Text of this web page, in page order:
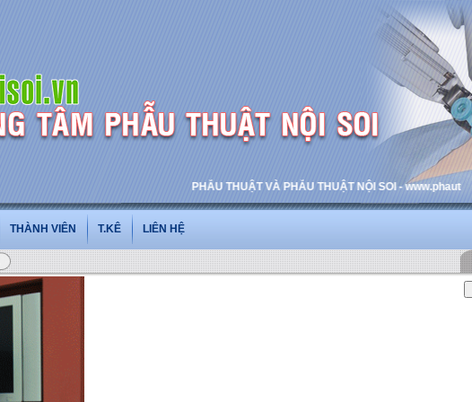
PHẪU THUẬT VÀ PHẪU THUẬT NỘI SOI -
THÀNH VIÊN T.KÊ LIÊN HỆ